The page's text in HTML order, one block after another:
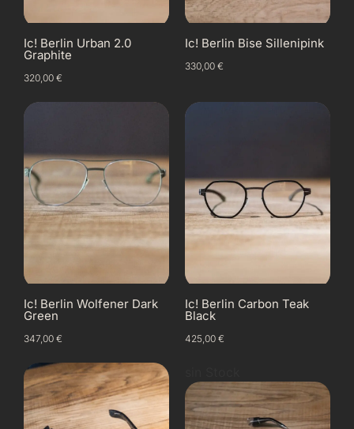
Ic! Berlin Urban 2.0
Graphite
320,00 €
Ic! Berlin Bise Sillenipink
330,00 €
Ic! Berlin Wolfener Dark
Green
347,00 €
Ic! Berlin Carbon Teak
Black
425,00 €